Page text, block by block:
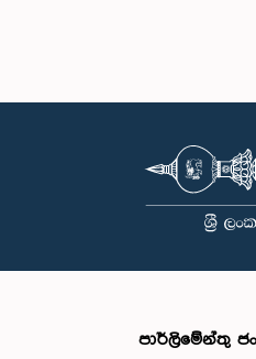
පාර්ලිමේන්තු